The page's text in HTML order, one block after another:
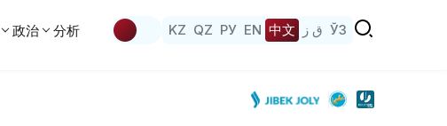
政治 分析 KZ QZ РУ EN 中文 ق ز ЎЗ